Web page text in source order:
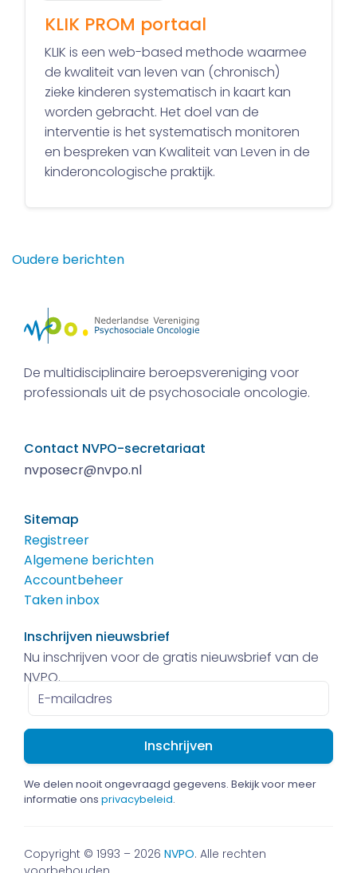
KLIK PROM portaal
KLIK is een web-based methode waarmee
de kwaliteit van leven van (chronisch)
zieke kinderen systematisch in kaart kan
worden gebracht. Het doel van de
interventie is het systematisch monitoren
en bespreken van Kwaliteit van Leven in de
kinderoncologische praktijk.
Berichtennavigatie
Oudere berichten
De multidisciplinaire beroepsvereniging voor
professionals uit de psychosociale oncologie.
Contact NVPO-secretariaat
nvposecr@nvpo.nl
Sitemap
Registreer
Algemene berichten
Accountbeheer
Taken inbox
Inschrijven nieuwsbrief
Nu inschrijven voor de gratis nieuwsbrief van de
NVPO.
E-
mailadres
We delen nooit ongevraagd gegevens. Bekijk voor meer
informatie ons privacybeleid.
Copyright © 1993 – 2026 NVPO. Alle rechten